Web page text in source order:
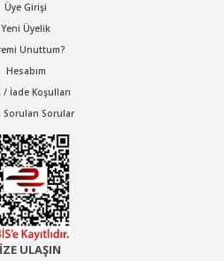
SÖKME-TAKMA TABANCASI
Kdv Dahil
Üye Girişi
Yeni Üyelik
Unuttum?
Hesabım
/ İade Koşulları
Sorulan Sorular
ULAŞIN